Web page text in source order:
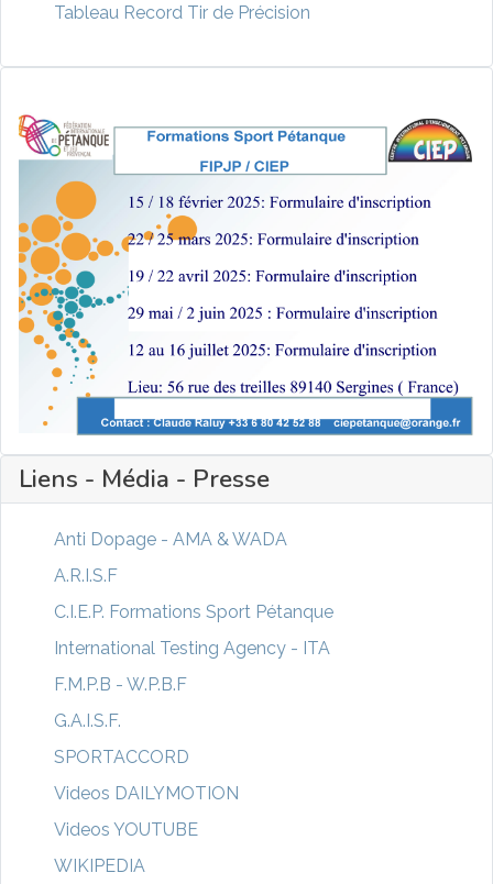
Tableau Record Tir de Précision
Liens - Média - Presse
Anti Dopage - AMA & WADA
A.R.I.S.F
C.I.E.P. Formations Sport Pétanque
International Testing Agency - ITA
F.M.P.B - W.P.B.F
G.A.I.S.F.
SPORTACCORD
Videos DAILYMOTION
Videos YOUTUBE
WIKIPEDIA